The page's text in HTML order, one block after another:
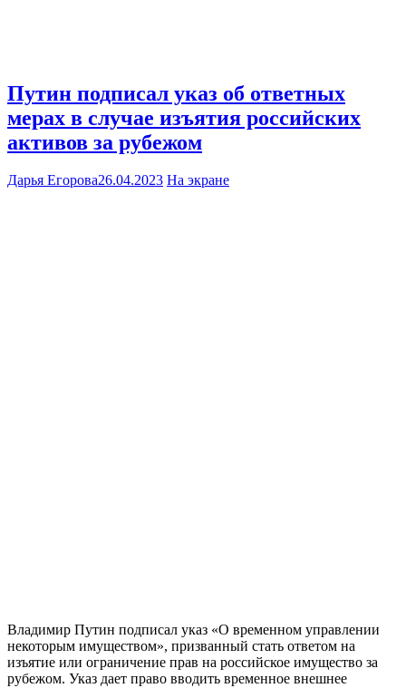
Путин подписал указ об ответных
мерах в случае изъятия российских
активов за рубежом
Дарья Егорова26.04.2023 На экране
Владимир Путин подписал указ «О временном управлении
некоторым имуществом», призванный стать ответом на
изъятие или ограничение прав на российское имущество за
рубежом. Указ дает право вводить временное внешнее